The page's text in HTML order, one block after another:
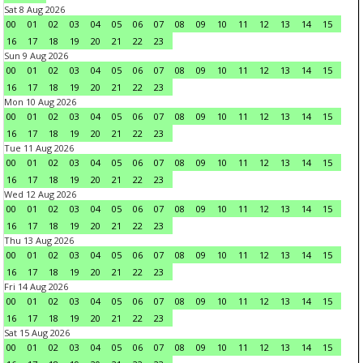
Sat 8 Aug 2026
00
01 02 03 04 05 06 07 08 09 10 11 12 13 14
15
16
17 18 19 20 21 22
23
Sun 9 Aug 2026
00
01 02 03 04 05 06 07 08 09 10 11 12 13 14
15
16
17 18 19 20 21 22
23
Mon 10 Aug 2026
00
01 02 03 04 05 06 07 08 09 10 11 12 13 14
15
16
17 18 19 20 21 22
23
Tue 11 Aug 2026
00
01 02 03 04 05 06 07 08 09 10 11 12 13 14
15
16
17 18 19 20 21 22
23
Wed 12 Aug 2026
00
01 02 03 04 05 06 07 08 09 10 11 12 13 14
15
16
17 18 19 20 21 22
23
Thu 13 Aug 2026
00
01 02 03 04 05 06 07 08 09 10 11 12 13 14
15
16
17 18 19 20 21 22
23
Fri 14 Aug 2026
00
01 02 03 04 05 06 07 08 09 10 11 12 13 14
15
16
17 18 19 20 21 22
23
Sat 15 Aug 2026
00
01 02 03 04 05 06 07 08 09 10 11 12 13 14
15